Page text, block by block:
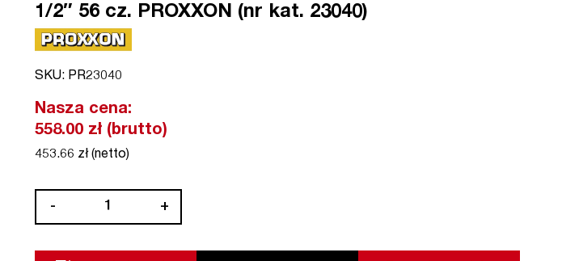
1/2″ 56 cz. PROXXON (nr kat. 23040)
SKU: PR23040
Nasza cena:
558.00 zł (brutto)
453.66 zł (netto)
- +